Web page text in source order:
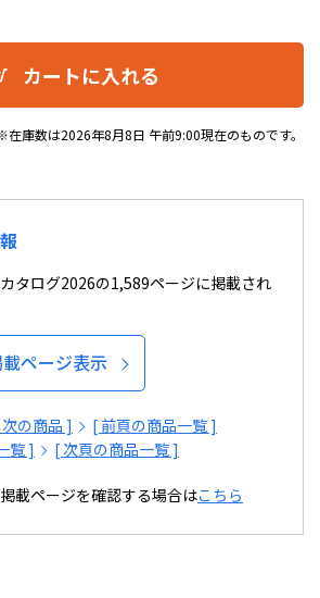
カートに入れる
在庫数は2026年8月8日 午前9:00現在のものです。
タログ2026の1,589ページに掲載され
ページ表示
の商品 ]
[ 前頁の商品一覧 ]
覧 ]
[ 次頁の商品一覧 ]
載ページを確認する場合はこちら